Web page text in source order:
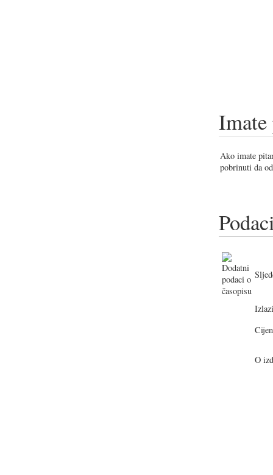
Imate
Ako imate
pobrinuti da
O